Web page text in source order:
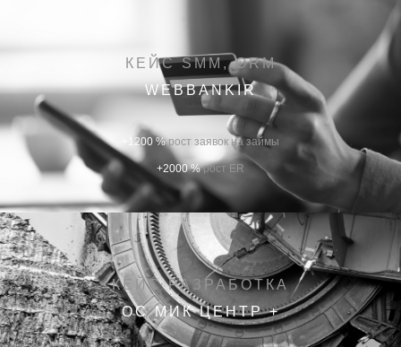
КЕЙС SMM, ORM
WEBBANKIR
+1200 %рост заявок на займы
+2000 %рост ER
КЕЙС РАЗРАБОТКА
ОС МИК ЦЕНТР +